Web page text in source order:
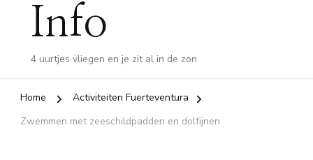
Info
4 uurtjes vliegen en je zit al in de zon
Home
Activiteiten Fuerteventura
Zwemmen met zeeschildpadden en dolfijnen